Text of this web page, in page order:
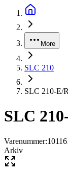
More
SLC 210
SLC 210-E/
SLC
Varenummer:
Arkiv